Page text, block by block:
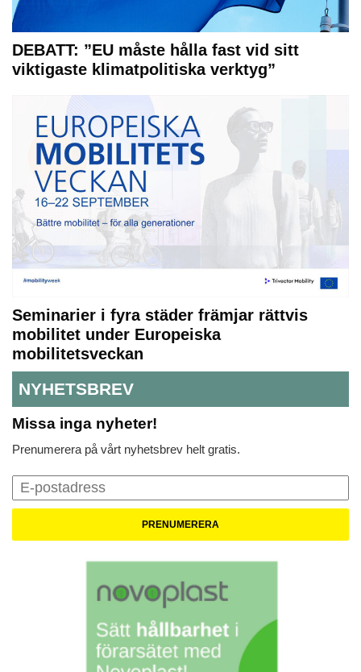
DEBATT: ”EU måste hålla fast vid sitt
viktigaste klimatpolitiska verktyg”
Seminarier i fyra städer främjar rättvis
mobilitet under Europeiska
mobilitetsveckan
NYHETSBREV
Missa inga nyheter!
Prenumerera på vårt nyhetsbrev helt gratis.